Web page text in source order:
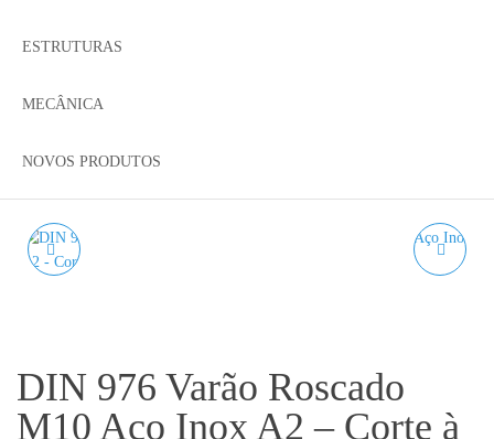
ESTRUTURAS
MECÂNICA
NOVOS PRODUTOS
DIN 976 Varão Roscado
M10 Aço Inox A2 – Corte à